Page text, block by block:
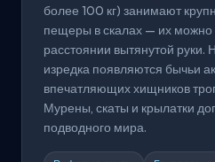
более 100 кг) занимают
пещеры в скалах — их можно
расстоянии вытянутой руки.
изредка появляются бычьи
впечатляющих хищников
Мурены, скаты и крылатки
подводного мира.